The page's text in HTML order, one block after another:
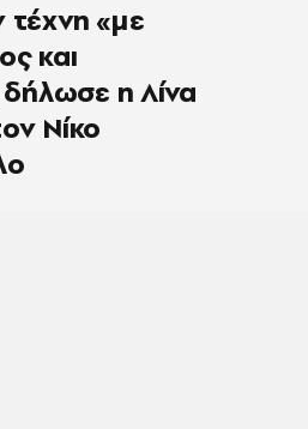
τέχνη «με
και
δήλωσε η Λίνα
Νίκο